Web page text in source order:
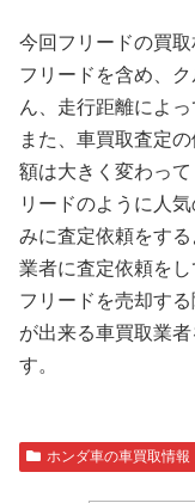
今回フリードの買取
フリードを含め、
ん、走行距離によ
また、車買取査定
額は大きく変わっ
リードのように人
みに査定依頼をす
業者に査定依頼をし
フリードを売却す
が出来る車買取業
す。
ホンダ車の車買取情報